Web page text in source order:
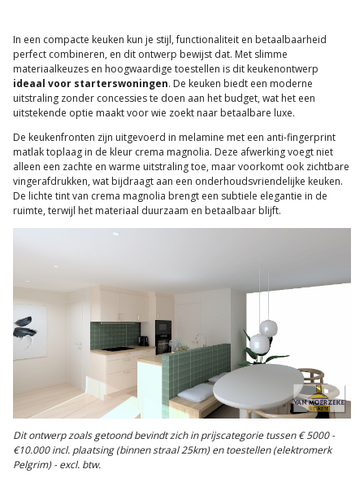
In een compacte keuken kun je stijl, functionaliteit en betaalbaarheid
perfect combineren, en dit ontwerp bewijst dat. Met slimme
materiaalkeuzes en hoogwaardige toestellen is dit keukenontwerp
ideaal voor starterswoningen. De keuken biedt een moderne
uitstraling zonder concessies te doen aan het budget, wat het een
uitstekende optie maakt voor wie zoekt naar betaalbare luxe.
De keukenfronten zijn uitgevoerd in melamine met een anti-fingerprint
matlak toplaag in de kleur crema magnolia. Deze afwerking voegt niet
alleen een zachte en warme uitstraling toe, maar voorkomt ook zichtbare
vingerafdrukken, wat bijdraagt aan een onderhoudsvriendelijke keuken.
De lichte tint van crema magnolia brengt een subtiele elegantie in de
ruimte, terwijl het materiaal duurzaam en betaalbaar blijft.
Dit ontwerp zoals getoond bevindt zich in prijscategorie tussen € 5000 -
€10.000 incl. plaatsing (binnen straal 25km) en toestellen (elektromerk
Pelgrim) - excl. btw.